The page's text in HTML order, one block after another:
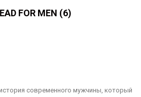
FOR MEN (6)
современного мужчины, который